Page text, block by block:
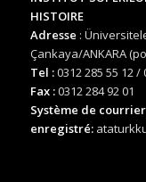
HISTOIRE
Adresse :
Çankaya/ANKARA
Tel :0312 285 55 12 /
Fax :0312 284 92 01
Système de
enregistré: